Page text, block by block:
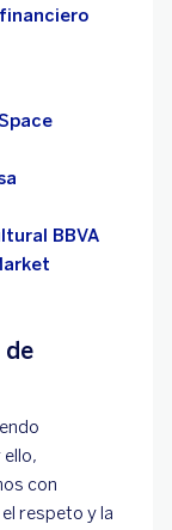
BBVA
de
con
respeto y la